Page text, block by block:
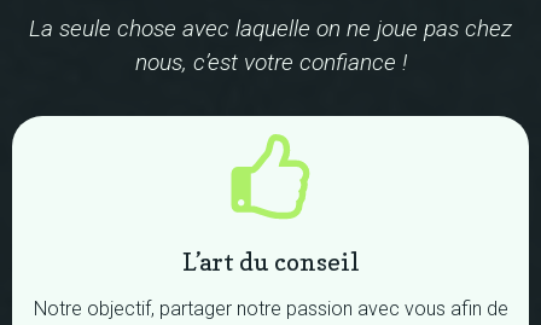
La seule chose avec laquelle on ne joue pas chez
nous, c’est votre confiance !
L’art du conseil
Notre objectif, partager notre passion avec vous afin de